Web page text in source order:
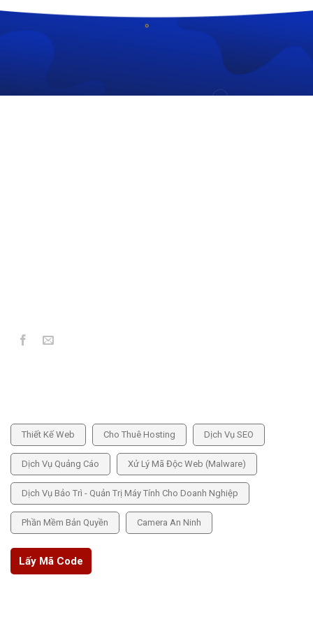
Thiết Kế Web Cho Thuê Hosting Dịch Vụ SEO
Dịch Vụ Quảng Cáo Xử Lý Mã Độc Web (Malware)
Dịch Vụ Bảo Trì - Quản Trị Máy Tính Cho Doanh Nghiệp
Phần Mềm Bản Quyền Camera An Ninh
Lấy Mã Code